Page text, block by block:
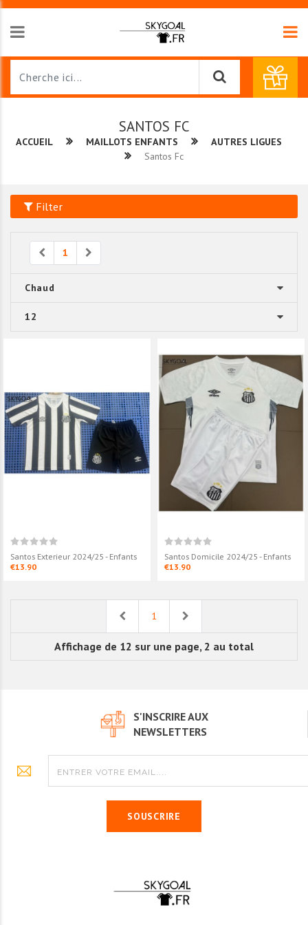
SANTOS FC
ACCUEIL MAILLOTS ENFANTS
AUTRES LIGUES
Santos Fc
Filter
Previous
1
Santos Exterieur 2024/25 - Enfants
€13.90
Santos Domicile 2024/25 - Enfants
€13.90
Previous1
Affichage de 12 sur une page, 2 au total
S'INSCRIRE AUX
NEWSLETTERS
SOUSCRIRE